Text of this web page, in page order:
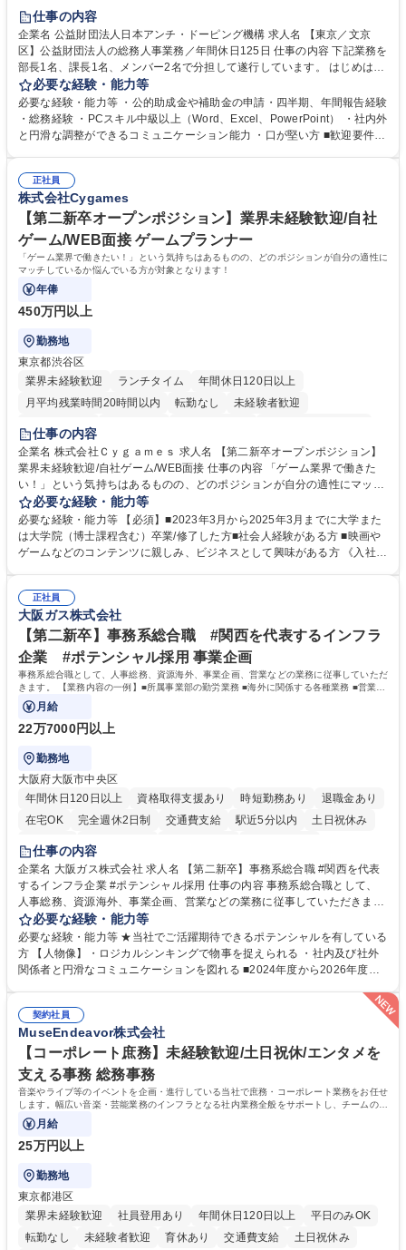
賞与あり
育休あり
食事補助あり
仕事の内容
企業名 公益財団法人日本アンチ・ドーピング機構 求人名 【東京／文京
区】公益財団法人の総務人事業務／年間休日125日 仕事の内容 下記業務を
部長1名、課長1名、メンバー2名で分担して遂行しています。 はじめは担
当者として業務を覚えていただき、ゆくゆくはリーダーやマネージャーポ
ジションとして活躍いただくことを期待しています。 【総務・人事グルー
プの業務内容】 ・人事制度関連 ・採用活動 ・教育研修の企画、実行 ・勤
怠管理 ・官公庁への各種提出 ・法定の会議運営（評議員会、理事会） ・
管理 ・福利厚生関連 ・職員からの問合せ、相談対応 ・その他日常の総務
業務全般 募集職種 【東京／文京区】公益財団法人の総務人事業務／年間
休日125日
必要な経験・能力等
必要な経験・能力等 ・公的助成金や補助金の申請・四半期、年間報告経験
・総務経験 ・PCスキル中級以上（Word、Excel、PowerPoint） ・社内外
と円滑な調整ができるコミュニケーション能力 ・口が堅い方 ■歓迎要件
正社員
株式会社Cygames
【第二新卒オープンポジション】業界未経験歓迎/自社
ゲーム/WEB面接 ゲームプランナー
「ゲーム業界で働きたい！」という気持ちはあるものの、どのポジションが自分の適性に
マッチしているか悩んでいる方が対象となります！
年俸
450万円以上
勤務地
東京都渋谷区
業界未経験歓迎
ランチタイム
年間休日120日以上
月平均残業時間20時間以内
転勤なし
未経験者歓迎
住宅手当あり
交通費支給
土日祝休み 服装自由 昼食補助あり
第二新卒歓迎
食事補助あり
仕事の内容
企業名 株式会社Ｃｙｇａｍｅｓ 求人名 【第二新卒オープンポジション】
業界未経験歓迎/自社ゲーム/WEB面接 仕事の内容 「ゲーム業界で働きた
い！」という気持ちはあるものの、どのポジションが自分の適性にマッチ
しているか悩んでいる方が対象となります！ 総合職（プランナー/データ
アナリストなど）、技術職（開発エンジニ ア/インフラエンジニアな
ど）、デザイン職（デザイナー/イラストレ ーターなど）等から、面接で
ご希望と適正にマッチしたポジションをご案内いたします。ゲームやエン
のご応募をお待ちしております。 募集職種 【第二新卒オープンポジショ
ン】業界未経験歓迎/自社ゲーム/WEB面接
必要な経験・能力等
必要な経験・能力等 【必須】■2023年3月から2025年3月までに大学また
は大学院（博士課程含む）卒業/修了した方■社会人経験がある方 ■映画や
ゲームなどのコンテンツに親しみ、ビジネスとして興味がある方 《入社実
正社員
大阪ガス株式会社
【第二新卒】事務系総合職 #関西を代表するインフラ
企業 #ポテンシャル採用 事業企画
事務系総合職として、人事総務、資源海外、事業企画、営業などの業務に従事していただ
きます。 【業務内容の一例】■所属事業部の勤労業務 ■海外に関係する各種業務 ■営業部
門の企画スタッフ、ルート営業
月給
22万7000円以上
勤務地
大阪府大阪市中央区
年間休日120日以上
資格取得支援あり 時短勤務あり
退職金あり
在宅OK
完全週休2日制 交通費支給 駅近5分以内
土日祝休み
服装自由
第二新卒歓迎
仕事の内容
企業名 大阪ガス株式会社 求人名 【第二新卒】事務系総合職 #関西を代表
するインフラ企業 #ポテンシャル採用 仕事の内容 事務系総合職として、
人事総務、資源海外、事業企画、営業などの業務に従事していただきま
す。 【業務内容の一例】■所属事業部の勤労業務 ■海外に関係する各種業
務 ■営業部門の企画スタッフ、ルート営業 【キャリアパス】入社後の配属
ポジションで一定期間ご活躍頂いた後、本人の適性及び将来のキャリアを
鑑みてジョブローテーションを行います。 【育成】OJTでの現場育成や研
表するインフラ企業 #ポテンシャル採用
必要な経験・能力等
必要な経験・能力等 ★当社でご活躍期待できるポテンシャルを有している
方 【人物像】・ロジカルシンキングで物事を捉えられる ・社内及び社外
関係者と円滑なコミュニケーションを図れる ■2024年度から2026年度ま
した。https://www.osakagas.co.jp/company/press/pr2024/1777576_564
72.html ■エネルギーセキュリティの不安定化や気候変動による自然災害の
甚大化など、これまで以上に社会課題解決の重要性が高まっています。
「未来の日常」の創造に向けて持続可能な社会の実現に貢献してまいりま
す。 学歴・資格 学歴：大学院 大学 語学力： 資格：
契約社員
MuseEndeavor株式会社
【コーポレート庶務】未経験歓迎/土日祝休/エンタメを
支える事務 総務事務
音楽やライブ等のイベントを企画・進行している当社で庶務・コーポレート業務をお任せ
します。幅広い音楽・芸能業務のインフラとなる社内業務全般をサポートし、チームの円
滑な運営を支えていただきます。
月給
25万円以上
勤務地
東京都港区
業界未経験歓迎
社員登用あり 年間休日120日以上
平日のみOK
転勤なし
未経験者歓迎 育休あり 交通費支給 土日祝休み